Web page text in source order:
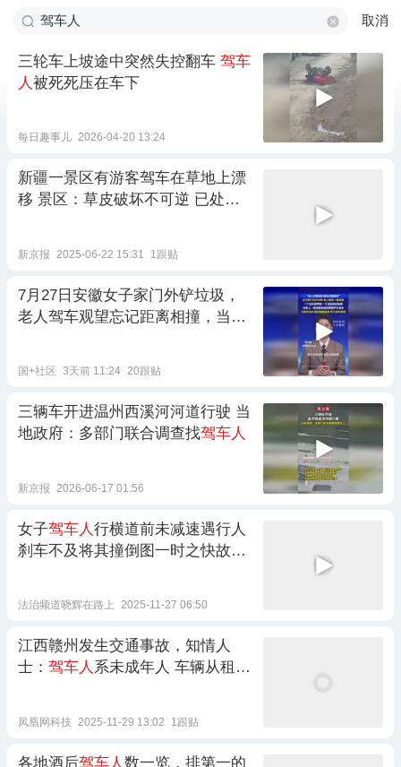
取消
三轮车上坡途中突然失控翻车 驾车
人被死死压在车下
每日趣事儿 2026-04-20 13:24
新疆一景区有游客驾车在草地上漂
移 景区：草皮破坏不可逆 已处罚
新京报 2025-06-22 15:31 1跟贴
7月27日安徽女子家门外铲垃圾，
老人驾车观望忘记距离相撞，当事
国+社区 3天前 11:24 20跟贴
三辆车开进温州西溪河河道行驶 当
地政府：多部门联合调查找驾车人
新京报 2026-06-17 01:56
女子驾车人行横道前未减速遇行人
刹车不及将其撞倒图一时之快故负
法治频道晓辉在路上 2025-11-27 06:50
江西赣州发生交通事故，知情人
士： 驾车人 系未成年人 车辆从租车
凤凰网科技 2025-11-29 13:02 1跟贴
各地酒后驾车人数一览，排第一的